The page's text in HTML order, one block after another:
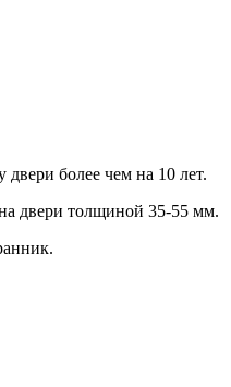
двери более чем на 10 лет.
двери толщиной 35-55 мм.